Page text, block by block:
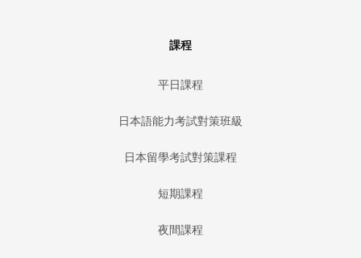
課程
平日課程
日本語能力考試對策班級
日本留學考試對策課程
短期課程
夜間課程